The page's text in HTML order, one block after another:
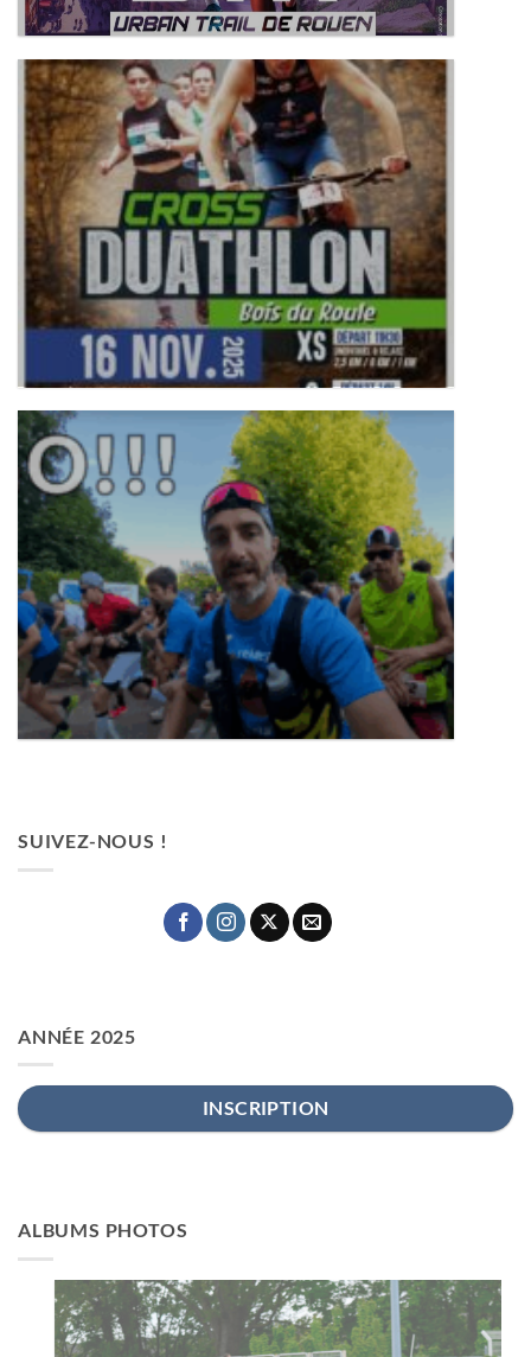
CROSS DUATHLON 2025
REPORTAGE « INSIDE » PAR « RUN
ADDICTIVE » – URBAN TRAIL DE ROUEN
SUIVEZ-NOUS !
ANNÉE 2025
INSCRIPTION
ALBUMS PHOTOS